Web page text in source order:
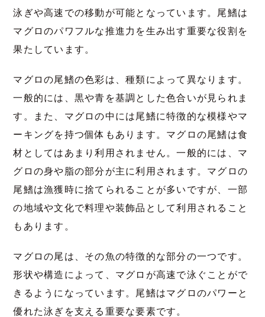
泳ぎや高速での移動が可能となっています。尾鰭は
マグロのパワフルな推進力を生み出す重要な役割を
果たしています。
マグロの尾鰭の色彩は、種類によって異なります。
一般的には、黒や青を基調とした色合いが見られま
す。また、マグロの中には尾鰭に特徴的な模様やマ
ーキングを持つ個体もあります。マグロの尾鰭は食
材としてはあまり利用されません。一般的には、マ
グロの身や脂の部分が主に利用されます。マグロの
尾鰭は漁獲時に捨てられることが多いですが、一部
の地域や文化で料理や装飾品として利用されること
もあります。
マグロの尾は、その魚の特徴的な部分の一つです。
形状や構造によって、マグロが高速で泳ぐことがで
きるようになっています。尾鰭はマグロのパワーと
優れた泳ぎを支える重要な要素です。